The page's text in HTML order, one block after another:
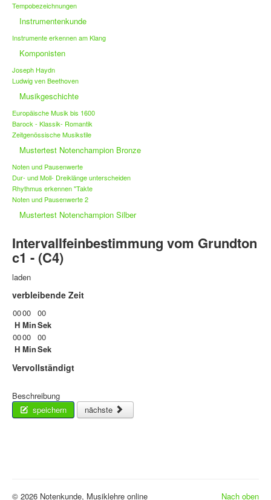
Tempobezeichnungen
Instrumentenkunde
Instrumente erkennen am Klang
Komponisten
Joseph Haydn
Ludwig ven Beethoven
Musikgeschichte
Europäische Musik bis 1600
Barock - Klassik- Romantik
Zeitgenössische Musikstile
Mustertest Notenchampion Bronze
Noten und Pausenwerte
Dur- und Moll- Dreiklänge unterscheiden
Rhythmus erkennen "Takte
Noten und Pausenwerte 2
Mustertest Notenchampion Silber
Intervallfeinbestimmung vom Grundton
c1 - (C4)
laden
verbleibende Zeit
0000 00
H MinSek
0000 00
H MinSek
Vervollständigt
Beschreibung
speichern
nächste
Nach oben
© 2026 Notenkunde, Musiklehre online